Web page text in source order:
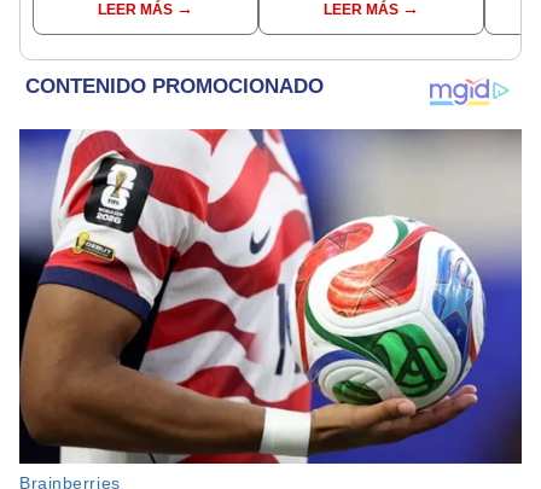
Indecopi multó a la
empresa con más de S/
LEER MÁS
serenazgo recuperó el
dinero
LEER MÁS
si